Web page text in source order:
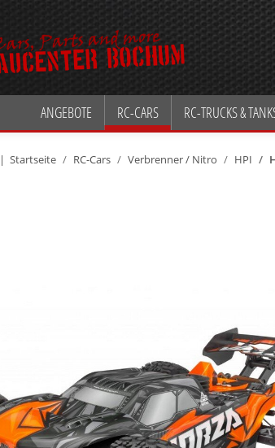
ANGEBOTE RC-CARS RC-TRUCKS &
Startseite RC-Cars Verbrenner / Nitro HPI